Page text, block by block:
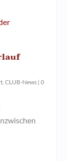
,CLUB-News |0